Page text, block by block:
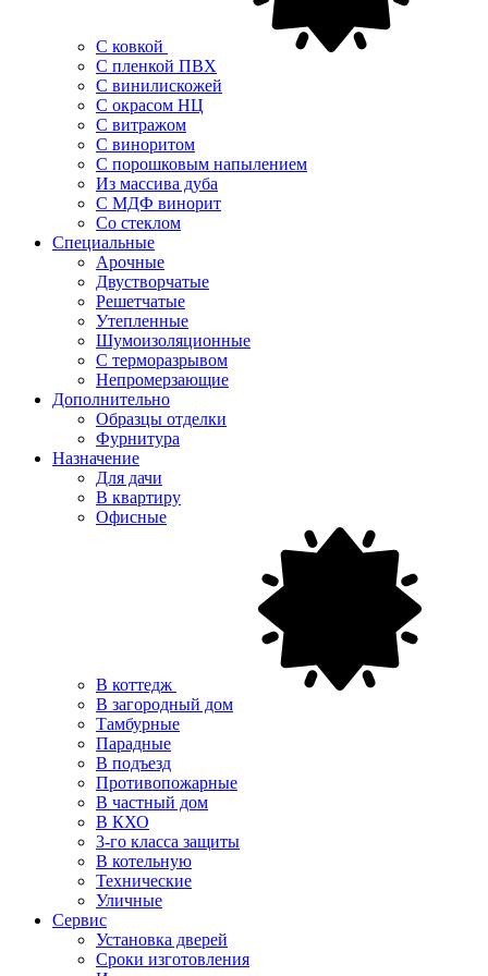
С ковкой
С пленкой ПВХ
С винилискожей
С окрасом НЦ
С витражом
С виноритом
С порошковым напылением
Из массива дуба
С МДФ винорит
Со стеклом
Специальные
Арочные
Двустворчатые
Решетчатые
Утепленные
Шумоизоляционные
С терморазрывом
Непромерзающие
Дополнительно
Образцы отделки
Фурнитура
Назначение
Для дачи
В квартиру
Офисные
В коттедж
В загородный дом
Тамбурные
Парадные
В подъезд
Противопожарные
В частный дом
В КХО
3-го класса защиты
В котельную
Технические
Уличные
Сервис
Установка дверей
Сроки изготовления